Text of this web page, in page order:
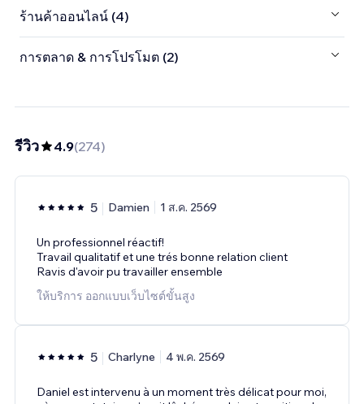
ร้านค้าออนไลน์ (4)
การตลาด & การโปรโมต (2)
รีวิว 4.9(274)
5 Damien 1 ส.ค. 2569
Un professionnel réactif!
Travail qualitatif et une trés bonne relation client
Ravis d'avoir pu travailler ensemble
ให้บริการ ออกแบบเว็บไซต์ขั้นสูง
5 Charlyne 4 พ.ค. 2569
Daniel est intervenu à un moment très délicat pour moi,